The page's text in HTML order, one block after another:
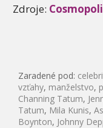
Zdroje:
Zaradené pod:
vzťahy, manželstvo,
Channing Tatum,
Tatum, Mila Kunis,
Boynton, Johnny